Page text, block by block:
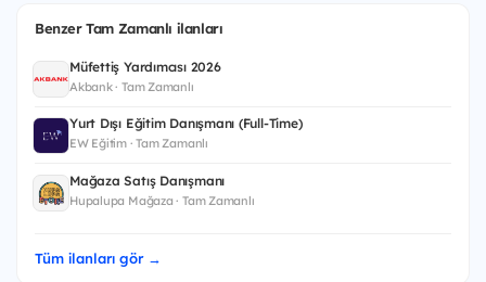
Benzer Tam Zamanlı ilanları
Müfettiş Yardımcısı 2026
Akbank · Tam Zamanlı
Yurt Dışı Eğitim Danışmanı (Full-Time)
EW Eğitim · Tam Zamanlı
Mağaza Satış Danışmanı
Hupalupa Mağaza · Tam Zamanlı
Tüm ilanları gör →